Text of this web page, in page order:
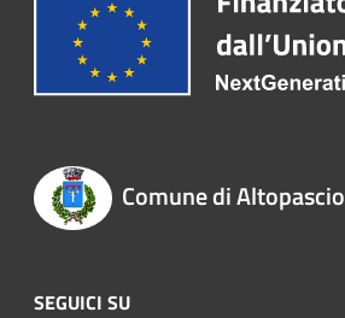
Comune di Altopascio
SEGUICI SU